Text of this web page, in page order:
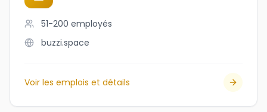
51-200 employés
buzzi.space
Voir les emplois et détails